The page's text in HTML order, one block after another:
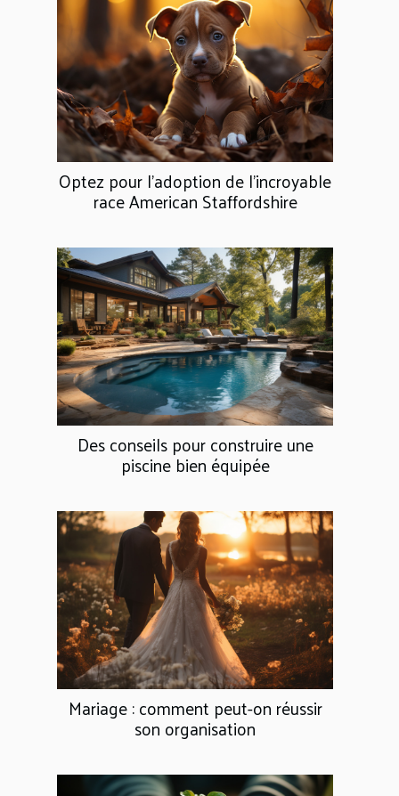
Optez pour l’adoption de l’incroyable
race American Staffordshire
Des conseils pour construire une
piscine bien équipée
Mariage : comment peut-on réussir
son organisation